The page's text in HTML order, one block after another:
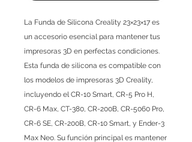
La Funda de Silicona Creality 23×23×17 es
un accesorio esencial para mantener tus
impresoras 3D en perfectas condiciones.
Esta funda de silicona es compatible con
los modelos de impresoras 3D Creality,
incluyendo el CR-10 Smart, CR-5 Pro H,
CR-6 Max, CT-380, CR-200B, CR-5060 Pro,
CR-6 SE, CR-200B, CR-10 Smart, y Ender-3
Max Neo. Su función principal es mantener